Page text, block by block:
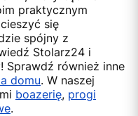
praktycznym
się
spójny z
Stolarz24 i
Sprawdź również inne
domu. W naszej
boazerię, progi
.